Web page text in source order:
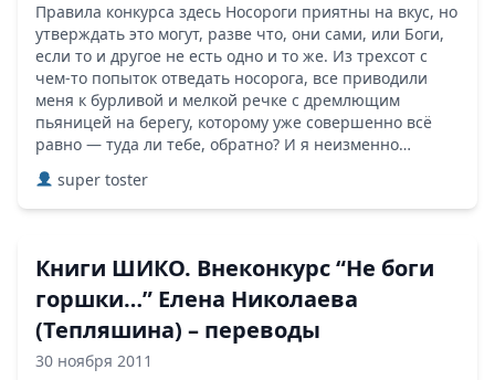
Правила конкурса здесь Носороги приятны на вкус, но
утверждать это могут, разве что, они сами, или Боги,
если то и другое не есть одно и то же. Из трехсот с
чем-то попыток отведать носорога, все приводили
меня к бурливой и мелкой речке с дремлющим
пьяницей на берегу, которому уже совершенно всё
равно — туда ли тебе, обратно? И я неизменно…
super toster
Книги ШИКО. Внеконкурс “Не боги
горшки…” Елена Николаева
(Тепляшина) – переводы
30 ноября 2011